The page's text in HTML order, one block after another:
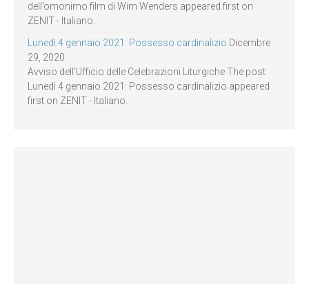
dell’omonimo film di Wim Wenders appeared first on
ZENIT - Italiano.
Lunedì 4 gennaio 2021: Possesso cardinalizio Dicembre
29, 2020
Avviso dell’Ufficio delle Celebrazioni Liturgiche The post
Lunedì 4 gennaio 2021: Possesso cardinalizio appeared
first on ZENIT - Italiano.